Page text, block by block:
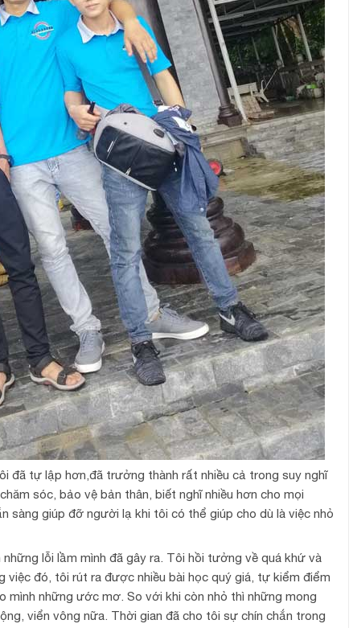
đã tự lập hơn,đã trưởng thành rất nhiều cả trong suy nghĩ
sóc, bảo vệ bản thân, biết nghĩ nhiều hơn cho mọi
sàng giúp đỡ người lạ khi tôi có thể giúp cho dù là việc nhỏ
lỗi lầm mình đã gây ra. Tôi hồi tưởng về quá khứ và
việc đó, tôi rút ra được nhiều bài học quý giá, tự kiểm điểm
những ước mơ. So với khi còn nhỏ thì những mong
viển vông nữa. Thời gian đã cho tôi sự chín chắn trong